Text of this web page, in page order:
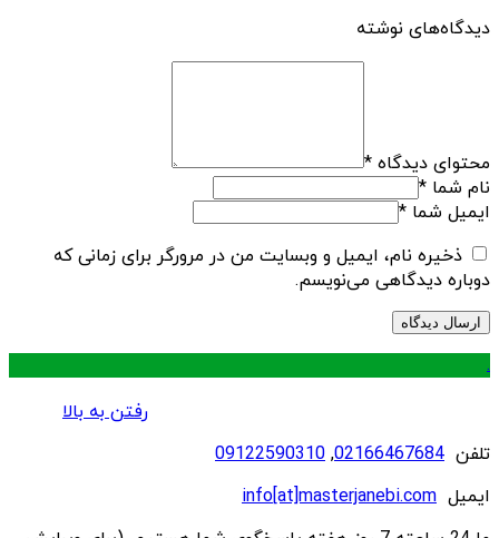
دیدگاه‌های نوشته
محتوای دیدگاه *
نام شما *
ایمیل شما *
ذخیره نام، ایمیل و وبسایت من در مرورگر برای زمانی که
دوباره دیدگاهی می‌نویسم.
.
رفتن به بالا
تلفن 02166467684
,
09122590310
ایمیل info[at]masterjanebi.com